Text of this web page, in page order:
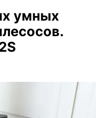
умных